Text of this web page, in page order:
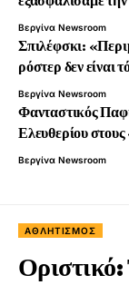
Βεργίνα Newsroom
Σπιλέφσκι:
ρόστερ δεν είναι
Βεργίνα Newsroom
Φανταστικός
Ελευθερίου
Βεργίνα Newsroom
ΑΘΛΗΤΙΣΜΌΣ
Οριστικό: